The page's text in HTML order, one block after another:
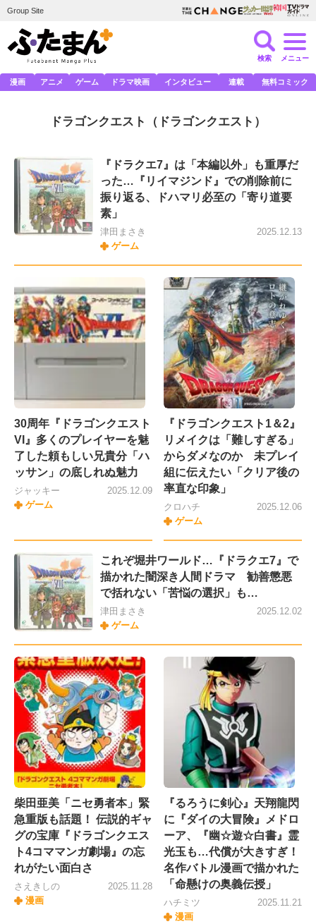
Group Site
検索 メニュー
漫画 アニメ ゲーム ドラマ映画 インタビュー 連載 無料コミック
ドラゴンクエスト （ドラゴンクエスト）
『ドラクエ7』は「本編以外」も重厚だ
った…『リイマジンド』での削除前に
振り返る、ドハマリ必至の「寄り道要
素」
津田まさき
ゲーム
2025.12.13
30周年『ドラゴンクエスト
VI』多くのプレイヤーを魅
了した頼もしい兄貴分「ハ
ッサン」の底しれぬ魅力
ジャッキー
ゲーム
2025.12.09
『ドラゴンクエスト1＆2』
リメイクは「難しすぎる」
からダメなのか 未プレイ
組に伝えたい「クリア後の
率直な印象」
クロハチ
ゲーム
2025.12.06
これぞ堀井ワールド…『ドラクエ7』で
描かれた闇深き人間ドラマ 勧善懲悪
で括れない「苦悩の選択」も…
津田まさき
ゲーム
2025.12.02
柴田亜美「ニセ勇者本」緊
急重版も話題！ 伝説的ギャ
グの宝庫『ドラゴンクエス
ト4コママンガ劇場』の忘
れがたい面白さ
さえきしの
漫画
2025.11.28
『るろうに剣心』天翔龍閃
に『ダイの大冒険』メドロ
ーア、『幽☆遊☆白書』霊
光玉も…代償が大きすぎ！
名作バトル漫画で描かれた
「命懸けの奥義伝授」
ハチミツ
漫画
2025.11.21